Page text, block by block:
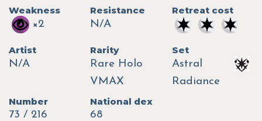
Weakness
×2
Resistance
N/A
Retreat cost
Artist
N/A
Rarity
Rare Holo
VMAX
Set
Astral
Radiance
Number
73 / 216
National dex
68